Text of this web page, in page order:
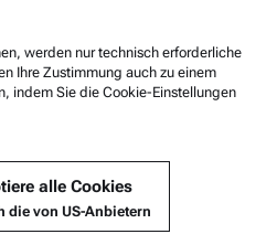
werden nur technisch erforderliche
Ihre Zustimmung auch zu einem
indem Sie die Cookie-Einstellungen
alle Cookies
von US-Anbietern